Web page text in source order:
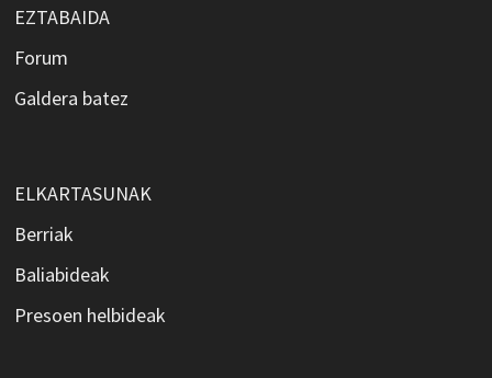
EZTABAIDA
Forum
Galdera batez
ELKARTASUNAK
Berriak
Baliabideak
Presoen helbideak